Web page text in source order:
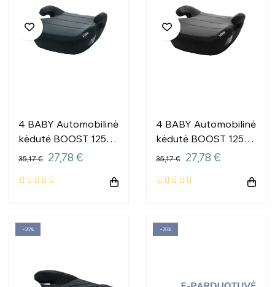
4 BABY Automobilinė
kėdutė BOOST 125-
150cm GRAFITAS I
35,17 € 27,78 €
4 BABY Automobilinė
kėdutė BOOST 125-
150cm GREY I-SIZE
35,17 € 27,78 €
−25% −25%